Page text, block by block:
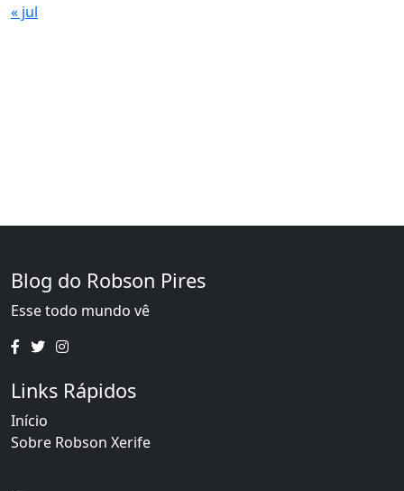
« jul
Blog do Robson Pires
Esse todo mundo vê
Links Rápidos
Início
Sobre Robson Xerife